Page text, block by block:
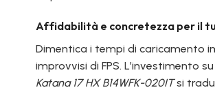
Affidabilità e concretezza per il
Dimentica i tempi di caricamento
improvvisi di FPS. L’investimento
Katana 17 HX B14WFK-020ITsi